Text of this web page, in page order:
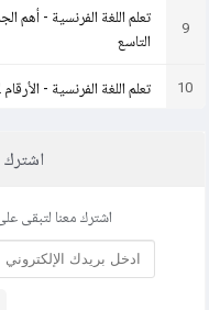
9
تعلم اللغة الفرنسية - أهم
التاسع
10 تعلم اللغة الفرنسية - الأرقام 2 - الدرس العاشر
تعلم اللغة الفرنسية -
تعلم اللغة الفرنسية -
اشترك
اشترك معنا لتبقى